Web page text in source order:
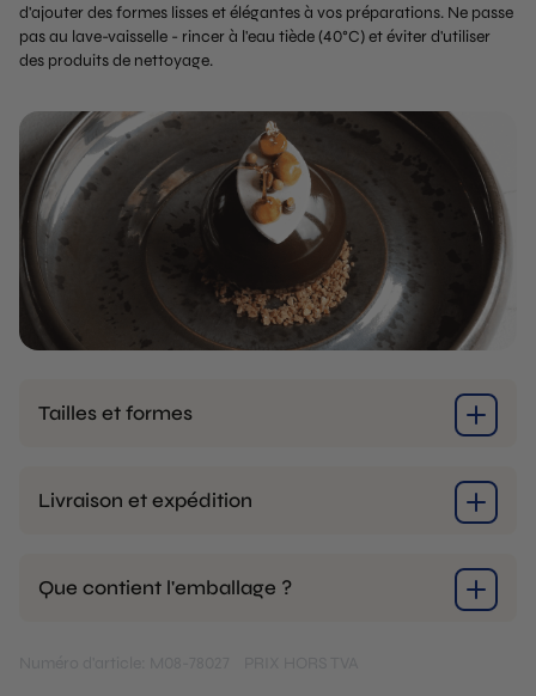
d'ajouter des formes lisses et élégantes à vos préparations. Ne passe
pas au lave-vaisselle - rincer à l'eau tiède (40°C) et éviter d'utiliser
des produits de nettoyage.
Tailles et formes
Livraison et expédition
Que contient l'emballage ?